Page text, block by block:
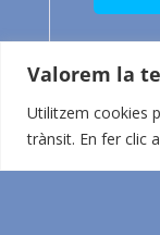
Valorem la
Utilitzem cookies
trànsit. En fer clic